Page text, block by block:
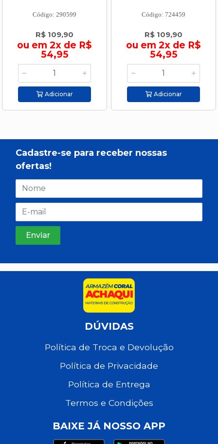
Código: 290599
R$ 109,90
ou em 2x de R$
54,95
Adicionar
Código: 724459
R$ 109,90
ou em 2x de R$
54,95
Adicionar
Cadastre-se para receber nossas
ofertas!
DÚVIDAS
Política de Troca e Devolução
Política de Privacidade
Política de Entrega
Termos e Condições
BAIXE JÁ NOSSO APP